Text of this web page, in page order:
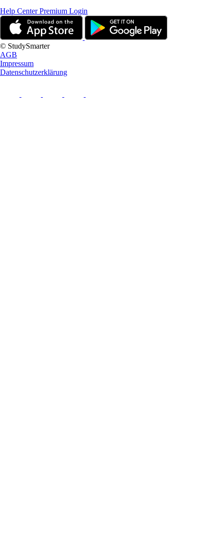
Help CenterPremium Login
© StudySmarter
AGB
Impressum
Datenschutzerklärung